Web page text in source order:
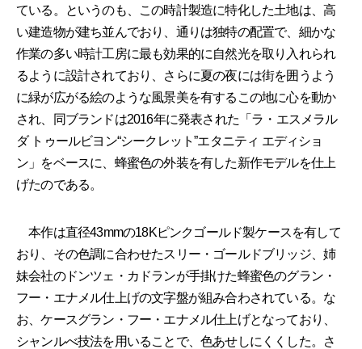
ている。というのも、この時計製造に特化した土地は、高
い建造物が建ち並んでおり、通りは独特の配置で、細かな
作業の多い時計工房に最も効果的に自然光を取り入れられ
るように設計されており、さらに夏の夜には街を囲うよう
に緑が広がる絵のような風景美を有するこの地に心を動か
され、同ブランドは2016年に発表された「ラ・エスメラル
ダ トゥールビヨン“シークレット”エタニティ エディショ
ン」をベースに、蜂蜜色の外装を有した新作モデルを仕上
げたのである。
本作は直径43mmの18Kピンクゴールド製ケースを有して
おり、その色調に合わせたスリー・ゴールドブリッジ、姉
妹会社のドンツェ・カドランが手掛けた蜂蜜色のグラン・
フー・エナメル仕上げの文字盤が組み合わされている。な
お、ケースグラン・フー・エナメル仕上げとなっており、
シャンルべ技法を用いることで、色あせしにくくした。さ